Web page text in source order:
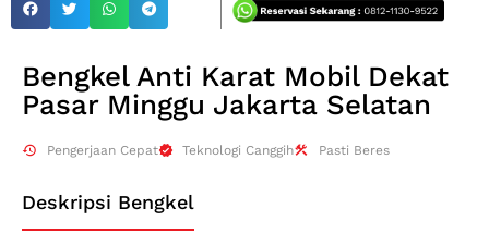
Bengkel Anti Karat Mobil Dekat
Pasar Minggu Jakarta Selatan
Pengerjaan Cepat Teknologi Canggih Pasti Beres
Deskripsi Bengkel